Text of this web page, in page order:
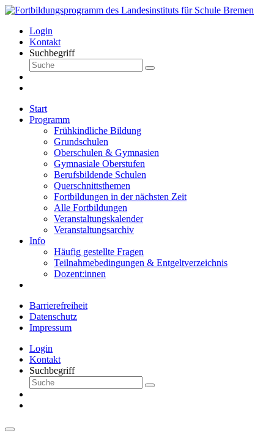
Login
Kontakt
Suchbegriff
Start
Programm
Frühkindliche Bildung
Grundschulen
Oberschulen & Gymnasien
Gymnasiale Oberstufen
Berufsbildende Schulen
Querschnittsthemen
Fortbildungen in der nächsten Zeit
Alle Fortbildungen
Veranstaltungskalender
Veranstaltungsarchiv
Info
Häufig gestellte Fragen
Teilnahmebedingungen & Entgeltverzeichnis
Dozent:innen
Barrierefreiheit
Datenschutz
Impressum
Login
Kontakt
Suchbegriff